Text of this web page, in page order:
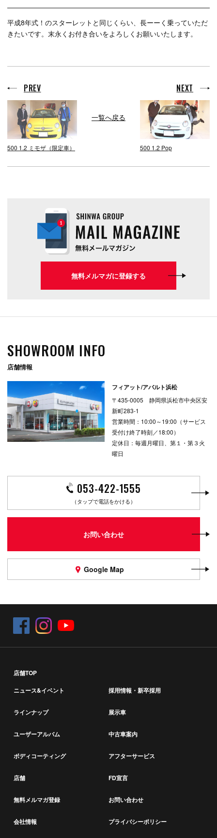
平成8年式！のスターレットと同じくらい、長ーーく乗っていただ
きたいです。末永くお付き合いをよろしくお願いいたします。
PREV
500 1.2 ミモザ（限定車）
一覧へ戻る
NEXT
500 1.2 Pop
無料メルマガに登録する
SHOWROOM INFO
店舗情報
フィアット/アバルト浜松
〒435-0005 静岡県浜松市中央区安
新町283-1
営業時間：10:00～19:00（サービス
受付け終了時刻／18:00）
定休日：毎週月曜日、第１・第３火
曜日
053-422-1555
（タップで電話をかける）
お問い合わせ
Google Map
店舗TOP
ニュース&イベント
採用情報・新卒採用
ラインナップ 展示車
ユーザーアルバム 中古車案内
ボディコーティング アフターサービス
店舗 FD宣言
無料メルマガ登録 お問い合わせ
会社情報 プライバシーポリシー